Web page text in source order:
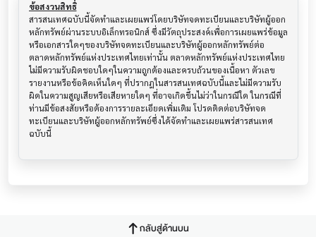
ข้อสงวนสิทธิ์
สารสนเทศฉบับนี้จัดทำและเผยแพร่โดยบริษัทจดทะเบียนและบริษัทผู้ออก
หลักทรัพย์ผ่านระบบอิเล็กทรอนิกส์ ซึ่งมีวัตถุประสงค์เพื่อการเผยแพร่ข้อมูล
หรือเอกสารใดๆของบริษัทจดทะเบียนและบริษัทผู้ออกหลักทรัพย์ต่อ
ตลาดหลักทรัพย์แห่งประเทศไทยเท่านั้น ตลาดหลักทรัพย์แห่งประเทศไทย
ไม่มีความรับผิดชอบใดๆในความถูกต้องและครบถ้วนของเนื้อหา ตัวเลข
รายงานหรือข้อคิดเห็นใดๆ ที่ปรากฎในสารสนเทศฉบับนี้และไม่มีความรับ
ผิดในความสูญเสียหรือเสียหายใดๆ ที่อาจเกิดขึ้นไม่ว่าในกรณีใด ในกรณีที่
ท่านมีข้อสงสัยหรือต้องการรายละเอียดเพิ่มเติม โปรดติดต่อบริษัทจด
ทะเบียนและบริษัทผู้ออกหลักทรัพย์ซึ่งได้จัดทำและเผยแพร่สารสนเทศ
ฉบับนี้
กลับสู่ด้านบน